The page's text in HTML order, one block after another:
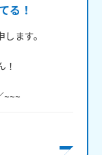
る！
ます。
~~~